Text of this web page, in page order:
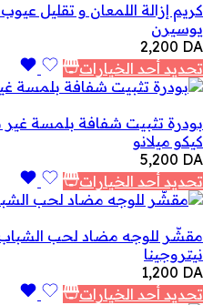
كريم إزالة اللمعان و تقليل
يوسيرن
2,200 DA
تحديد أحد الخيارات
بودرة تثبيت شفافة بلمسة غير
كيكو ميلانو
5,200 DA
تحديد أحد الخيارات
مقشّر للوجه مضاد لحب
نيتروجينا
1,200 DA
تحديد أحد الخيارات